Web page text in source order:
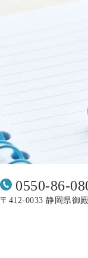
0550-86-
〒412-0033 静岡県御